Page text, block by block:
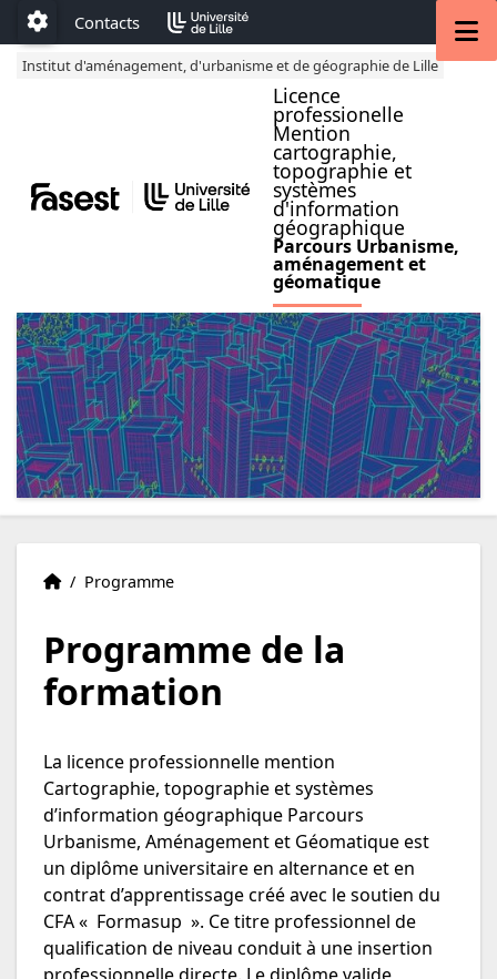
Accéder au menu principal
Accéder au contenu
Paramétrage
Contacts
Institut d'aménagement, d'urbanisme et de géographie de Lille
Licence
professionelle
Mention
cartographie,
topographie et
systèmes
d'information
géographique
Parcours Urbanisme,
aménagement et
géomatique
Accueil
Accueil
/ Programme
Programme de la
formation
La licence professionnelle mention
Cartographie, topographie et systèmes
d’information géographique Parcours
Urbanisme, Aménagement et Géomatique est
un diplôme universitaire en alternance et en
contrat d’apprentissage créé avec le soutien du
CFA « Formasup ». Ce titre professionnel de
qualification de niveau conduit à une insertion